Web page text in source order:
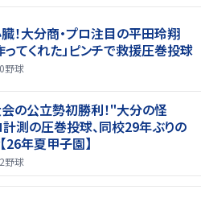
臓！大分商・プロ注目の平田玲翔
ってくれた」ピンチで救援圧巻投球
野球
の公立勢初勝利！"大分の怪
測の圧巻投球、同校29年ぶりの
26年夏甲子園】
野球